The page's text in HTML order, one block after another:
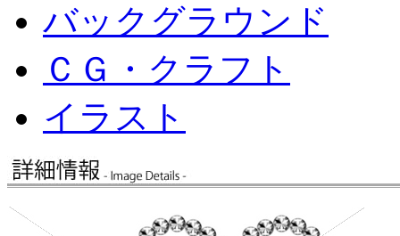
バックグラウンド
ＣＧ・クラフト
イラスト